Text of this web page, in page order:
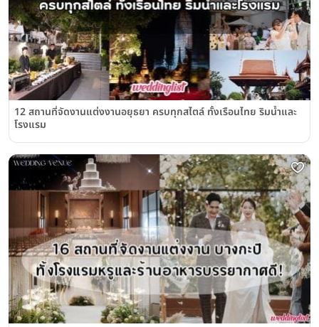
12 สถานที่จัดงานแต่งงานอยุธยา ครบทุกสไตล์ ทั้งเรือนไทย ริมน้ำและ
โรงแรม